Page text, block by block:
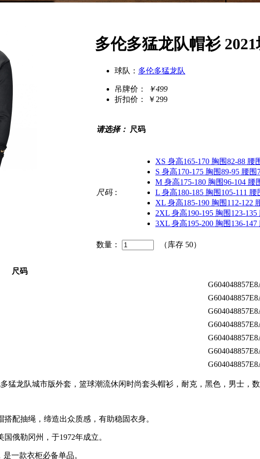
多伦多猛龙队帽衫
球队： 多伦多猛龙队
吊牌价：
￥499
折扣价：
￥299
请选择： 尺码
尺码：
XS 身高165-170 胸围82-88 腰
S 身高170-175 胸围89-95 腰围
M 身高175-180 胸围96-104 腰
L 身高180-185 胸围105-111 腰
XL 身高185-190 胸围112-122
2XL 身高190-195 胸围123-135
3XL 身高195-200 胸围136-147
数量： （库存 50）
尺码
猛龙队城市版外套，篮球潮流休闲时尚套头帽衫，耐克，黑色，男士，
配抽绳，缔造出众质感，有助稳固衣身。
俄勒冈州，于1972年成立。
一款衣柜必备单品。